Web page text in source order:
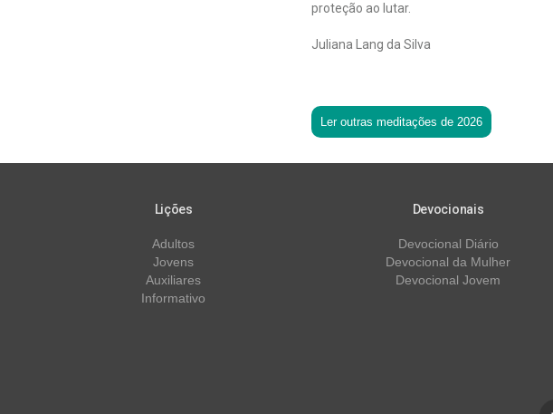
proteção ao lutar.
Juliana Lang da Silva
Ler outras meditações de 2026
Lições
Adultos
Jovens
Auxiliares
Informativo
Devocionais
Devocional Diário
Devocional da Mulher
Devocional Jovem